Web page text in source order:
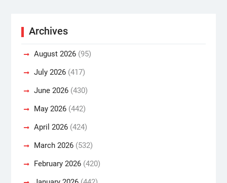
Archives
August 2026(95)
July 2026(417)
June 2026(430)
May 2026(442)
April 2026(424)
March 2026(532)
February 2026(420)